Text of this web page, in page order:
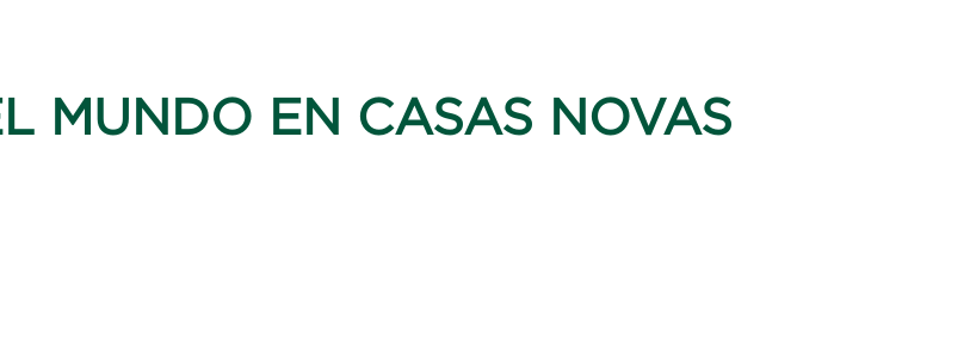
MUNDO EN CASAS NOVAS